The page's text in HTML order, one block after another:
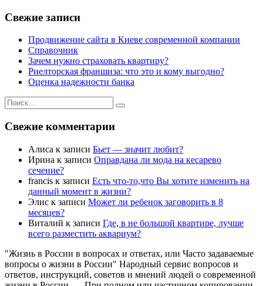
Свежие записи
Продвижение сайта в Киеве современной компании
Справочник
Зачем нужно страховать квартиру?
Риелторская франшиза: что это и кому выгодно?
Оценка надежности банка
Искать:
Поиск
Свежие комментарии
Алиса к записи Бьет — значит любит?
Ирина к записи Оправдана ли мода на кесарево
сечение?
francis к записи Есть что-то,что Вы хотите изменить на
данный момент в жизни?
Элис к записи Может ли ребенок заговорить в 8
месяцев?
Виталий к записи Где, в не большой квартире, лучше
всего разместить аквариум?
"Жизнь в России в вопросах и ответах, или Часто задаваемые
вопросы о жизни в России" Народный сервис вопросов и
ответов, инструкций, советов и мнений людей о современной